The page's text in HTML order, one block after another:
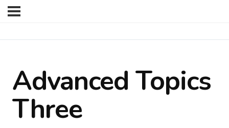
Advanced Topics
Three